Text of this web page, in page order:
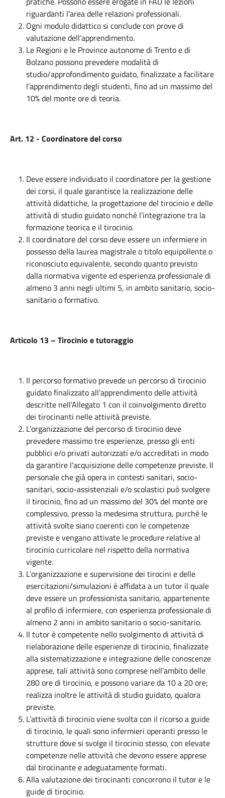
riguardanti l’area delle relazioni professionali.
Ogni modulo didattico si conclude con prove di
valutazione dell’apprendimento.
Le Regioni e le Province autonome di Trento e di
Bolzano possono prevedere modalità di
studio/approfondimento guidato, finalizzate a facilitare
l’apprendimento degli studenti, fino ad un massimo del
10% del monte ore di teoria.
Art. 12 - Coordinatore del corso
Deve essere individuato il coordinatore per la gestione
dei corsi, il quale garantisce la realizzazione delle
attività didattiche, la progettazione del tirocinio e delle
attività di studio guidato nonché l’integrazione tra la
formazione teorica e il tirocinio.
Il coordinatore del corso deve essere un infermiere in
possesso della laurea magistrale o titolo equipollente o
riconosciuto equivalente, secondo quanto previsto
dalla normativa vigente ed esperienza professionale di
almeno 3 anni negli ultimi 5, in ambito sanitario, socio-
sanitario o formativo.
Articolo 13 – Tirocinio e tutoraggio
Il percorso formativo prevede un percorso di tirocinio
guidato finalizzato all’apprendimento delle attività
descritte nell’Allegato 1 con il coinvolgimento diretto
dei tirocinanti nelle attività previste.
L’organizzazione del percorso di tirocinio deve
prevedere massimo tre esperienze, presso gli enti
pubblici e/o privati autorizzati e/o accreditati in modo
da garantire l’acquisizione delle competenze previste. Il
personale che già opera in contesti sanitari, socio-
sanitari, socio-assistenziali e/o scolastici può svolgere
il tirocinio, fino ad un massimo del 30% del monte ore
complessivo, presso la medesima struttura, purché le
attività svolte siano coerenti con le competenze
previste e vengano attivate le procedure relative al
tirocinio curricolare nel rispetto della normativa
vigente.
L’organizzazione e supervisione dei tirocini e delle
esercitazioni/simulazioni è affidata a un tutor il quale
deve essere un professionista sanitario, appartenente
al profilo di infermiere, con esperienza professionale di
almeno 2 anni in ambito sanitario o socio-sanitario.
Il tutor è competente nello svolgimento di attività di
rielaborazione delle esperienze di tirocinio, finalizzate
alla sistematizzazione e integrazione delle conoscenze
apprese, tali attività sono comprese nell’ambito delle
280 ore di tirocinio, e possono variare da 10 a 20 ore;
realizza inoltre le attività di studio guidato, qualora
previste.
L’attività di tirocinio viene svolta con il ricorso a guide
di tirocinio, le quali sono infermieri operanti presso le
strutture dove si svolge il tirocinio stesso, con elevate
competenze nelle attività che devono essere apprese
dal tirocinante e adeguatamente formati.
Alla valutazione dei tirocinanti concorrono il tutor e le
guide di tirocinio.